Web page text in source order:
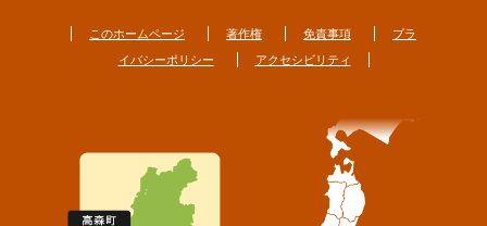
このホームページ 著作権 免責事項
プラ
イバシーポリシー
アクセシビリティ